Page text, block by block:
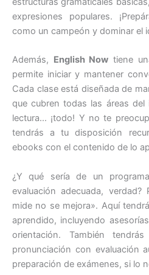
expresiones populares.
como un campeón y dominar el
Además, English Now tiene
permite iniciar y mantener
Cada clase está diseñada de
que cubren todas las áreas del
lectura… ¡todo! Y no te
tendrás a tu disposición
ebooks con el contenido de lo
¿Y qué sería de un
evaluación adecuada,
mide no se mejora». Aquí
aprendido, incluyendo
orientación. También
pronunciación con evaluación
preparación de exámenes, si lo